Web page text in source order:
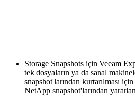
Storage Snapshots için Veeam
tek dosyaların ya da sanal
snapshot'larından kurtarılması
NetApp snapshot'larından